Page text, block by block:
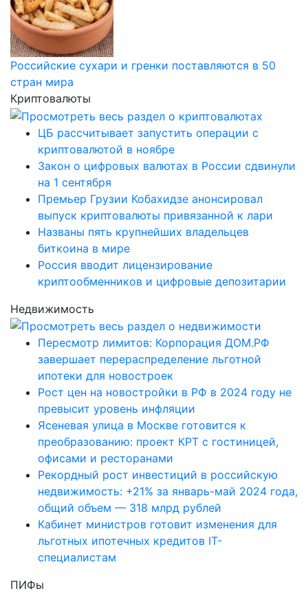
Российские сухари и гренки поставляются в 50
стран мира
Криптовалюты
ЦБ рассчитывает запустить операции с
криптовалютой в ноябре
Закон о цифровых валютах в России сдвинули
на 1 сентября
Премьер Грузии Кобахидзе анонсировал
выпуск криптовалюты привязанной к лари
Названы пять крупнейших владельцев
биткоина в мире
Россия вводит лицензирование
криптообменников и цифровые депозитарии
Недвижимость
Пересмотр лимитов: Корпорация ДОМ.РФ
завершает перераспределение льготной
ипотеки для новостроек
Рост цен на новостройки в РФ в 2024 году не
превысит уровень инфляции
Ясеневая улица в Москве готовится к
преобразованию: проект КРТ с гостиницей,
офисами и ресторанами
Рекордный рост инвестиций в российскую
недвижимость: +21% за январь-май 2024 года,
общий объем — 318 млрд рублей
Кабинет министров готовит изменения для
льготных ипотечных кредитов IT-
специалистам
ПИФы